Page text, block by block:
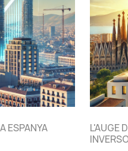
ESPANYA
L'AUGE